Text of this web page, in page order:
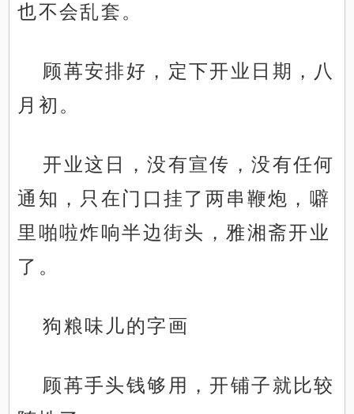
也不会乱套。
顾苒安排好，定下开业日期，八
月初。
开业这日，没有宣传，没有任何
通知，只在门口挂了两串鞭炮，噼
里啪啦炸响半边街头，雅湘斋开业
了。
狗粮味儿的字画
顾苒手头钱够用，开铺子就比较